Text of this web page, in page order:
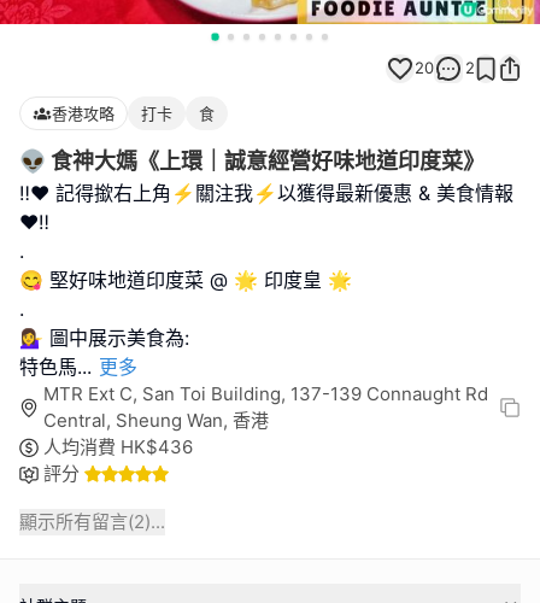
20 2
香港攻略 打卡 食
👽 食神大媽《上環｜誠意經營好味地道印度菜》
‼️❤️ 記得撳右上角⚡️關注我⚡️以獲得最新優惠 & 美食情報
❤️‼️
.
😋 堅好味地道印度菜 @ 🌟 印度皇 🌟
.
💁‍♀️ 圖中展示美食為:
特色馬... 更多
MTR Ext C, San Toi Building, 137-139 Connaught Rd
Central, Sheung Wan, 香港
人均消費 HK$436
評分
顯示所有留言(2)...